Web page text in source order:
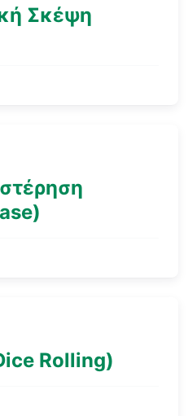
Σκέψη
Rolling)